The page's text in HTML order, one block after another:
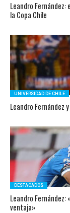
Leandro Fernández:
la Copa Chile
UNIVERSIDAD DE CHILE
Leandro Fernández
DESTACADOS
Leandro
ventaja»